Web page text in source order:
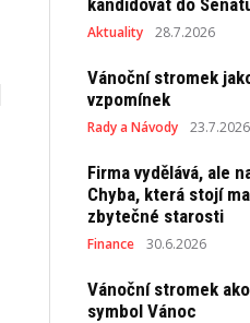
Aktuality 28.7.2026
Vánoční stromek
vzpomínek
Rady a Návody 23.7.2026
Firma vydělává, ale
Chyba, která stojí
zbytečné starosti
Finance 30.6.2026
Vánoční stromek
symbol Vánoc